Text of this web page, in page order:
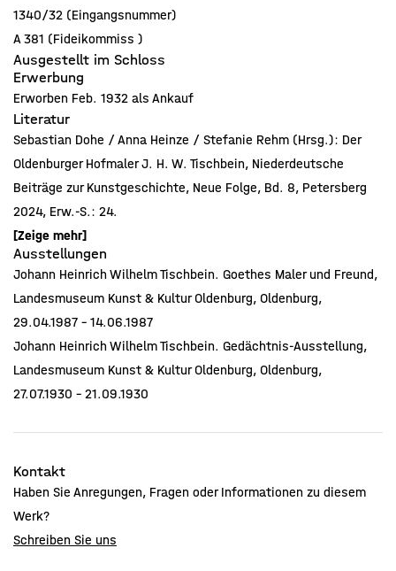
1340/32 (Eingangsnummer)
A 381 (Fideikommiss )
Ausgestellt im Schloss
Erwerbung
Erworben Feb. 1932 als Ankauf
Literatur
Sebastian Dohe / Anna Heinze / Stefanie Rehm (Hrsg.): Der
Oldenburger Hofmaler J. H. W. Tischbein, Niederdeutsche
Beiträge zur Kunstgeschichte, Neue Folge, Bd. 8, Petersberg
2024, Erw.-S.: 24.
Sebastian Dohe: Der Briefwechsel von J.H.W. Tischbein und
Herzog Peter Friedrich Ludwig nach den Oldenburger Quellen
1801–1824, Oldenburg: Isensee Verlag 2018., Abb.-S.: 117, Erw.-
S.: 116, Kat. Nr.: 20.
Sebastian Dohe / Malve Falk / Rainer Stamm (Hrsg.): Die
Gemäldegalerie Oldenburg. Eine europäische
Altmeistersammlung, Petersberg: Imhof 2017., Abb.-S.: 453,
Erw.-S.: 453, Kat. Nr.: 312a.
Arnd Friedrich / Fritz Heinrich / Christiane Holm (Hrsg.):
Johann Heinrich Wilhelm Tischbein (1751-1829). Das Werk des
Goethe-Malers zwischen Kunst, Wissenschaft und
Alltagskultur, Petersberg 2001, Abb.-S.: 239.
[Zeige mehr]
Ausstellungen
Johann Heinrich Wilhelm Tischbein. Goethes Maler und Freund,
Landesmuseum Kunst & Kultur Oldenburg, Oldenburg,
29.04.1987 - 14.06.1987
Johann Heinrich Wilhelm Tischbein. Gedächtnis-Ausstellung,
Landesmuseum Kunst & Kultur Oldenburg, Oldenburg,
27.07.1930 - 21.09.1930
Kontakt
Haben Sie Anregungen, Fragen oder Informationen zu diesem
Werk?
Schreiben Sie uns